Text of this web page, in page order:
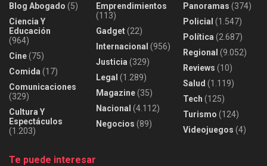
Blog Abogado (5)
Ciencia Y
Educación
(964)
Cine(75)
Comida (17)
Comunicaciones
(329)
Cultura Y
Espectáculos
(1.203)
Emprendimientos
(113)
Gadget(22)
Internacional (956)
Justicia (329)
Legal (1.289)
Magazine(35)
Nacional (4.112)
Negocios (89)
Panoramas (374)
Policial (1.547)
Política (2.687)
Regional (9.052)
Reviews (10)
Salud (1.119)
Tech (125)
Turismo (124)
Videojuegos (4)
Te puede interesar